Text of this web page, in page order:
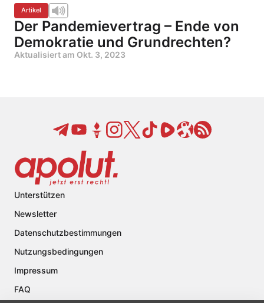
Artikel
Der Pandemievertrag – Ende von
Demokratie und Grundrechten?
Aktualisiert am Okt. 3, 2023
Unterstützen
Newsletter
Datenschutzbestimmungen
Nutzungsbedingungen
Impressum
FAQ